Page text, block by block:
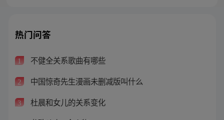
热门问答
1 不健全关系歌曲有哪些
2 中国惊奇先生漫画未删减版叫什么
3 杜晨和女儿的关系变化